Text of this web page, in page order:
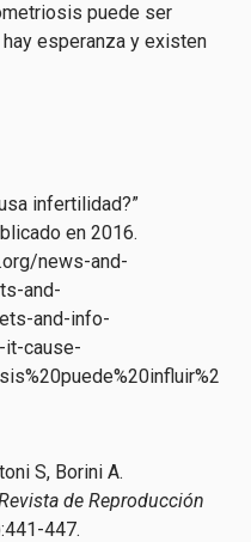
puede ser
esperanza y existen
infertilidad?”
en 2016.
news-and-
and-
and-info-
cause-
S, Borini A.
de Reproducción
447.